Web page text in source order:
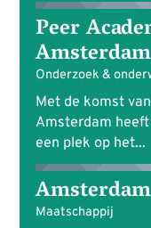
Peer
Onderzoek &
Met de komst
Amsterdam
een plek op het...
Maatschappij